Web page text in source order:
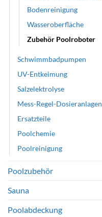
Bodenreinigung
Wasseroberfläche
Zubehör Poolroboter
Schwimmbadpumpen
UV-Entkeimung
Salzelektrolyse
Mess-Regel-Dosieranlagen
Ersatzteile
Poolchemie
Poolreinigung
Poolzubehör
Sauna
Poolabdeckung